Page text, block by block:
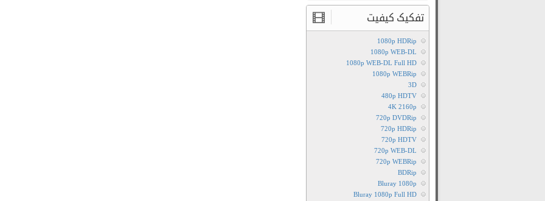
تفکیک کیفیت
1080p HDRip
1080p WEB-DL
1080p WEB-DL Full HD
1080p WEBRip
3D
480p HDTV
4K 2160p
720p DVDRip
720p HDRip
720p HDTV
720p WEB-DL
720p WEBRip
BDRip
Bluray 1080p
Bluray 1080p Full HD